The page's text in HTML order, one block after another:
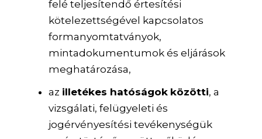
felé teljesítendő értesítési
kötelezettségével kapcsolatos
formanyomtatványok,
mintadokumentumok és eljárások
meghatározása,
az illetékes hatóságok közötti, a
vizsgálati, felügyeleti és
jogérvényesítési tevékenységük